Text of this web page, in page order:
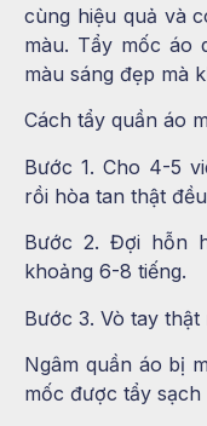
cùng hiệu quả và
màu. Tẩy mốc áo
màu sáng đẹp mà
Cách tẩy quần áo
Bước 1. Cho 4-5
rồi hòa tan thật
Bước 2. Đợi hỗn
khoảng 6-8 tiếng.
Bước 3. Vò tay
Ngâm quần áo bị
mốc được tẩy sạch